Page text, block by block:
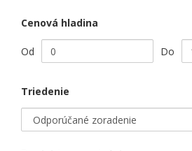
Cenová hladina
Od Do
Triedenie